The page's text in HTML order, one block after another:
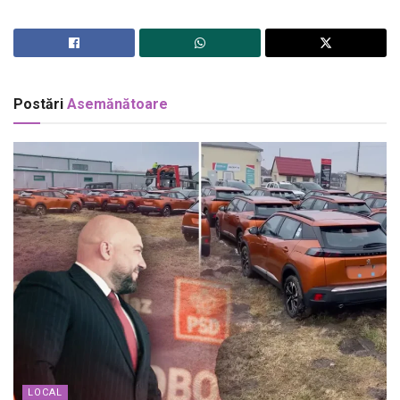
Postări Asemănătoare
LOCAL